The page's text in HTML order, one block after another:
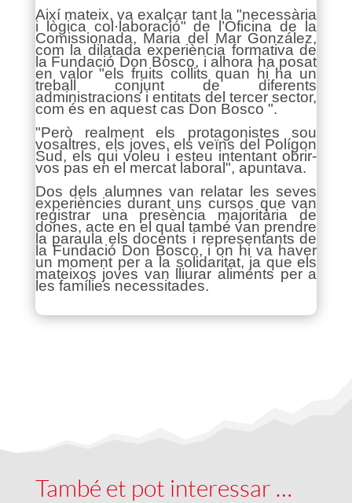
Així mateix, va exalçar tant la "necessària
i lògica col·laboració" de l’Oficina de la
Comissionada, Maria del Mar González,
com la dilatada experiència formativa de
la Fundació Don Bosco, i alhora ha posat
en valor "els fruits collits quan hi ha un
treball conjunt de diferents
administracions i entitats del tercer sector,
com és en aquest cas Don Bosco ".
"Però realment els protagonistes sou
vosaltres, els joves, els veïns del Polígon
Sud, els qui voleu i esteu intentant obrir-
vos pas en el mercat laboral", apuntava.
Dos dels alumnes van relatar les seves
experiències durant uns cursos que van
registrar una presència majoritària de
dones, acte en el qual també van prendre
la paraula els docents i representants de
la Fundació Don Bosco, i on hi va haver
un moment per a la solidaritat, ja que els
mateixos joves van lliurar aliments per a
les famílies necessitades.
També et pot interessar …